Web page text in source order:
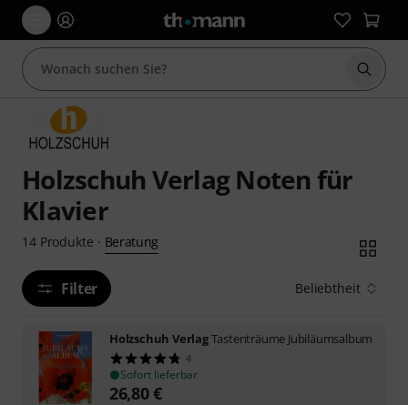
Suche
Holzschuh Verlag Noten für
Klavier
14 Produkte · Beratung
Filter Beliebtheit
Holzschuh VerlagTastenträume Jubiläumsalbum
4
Sofort lieferbar
26,80€